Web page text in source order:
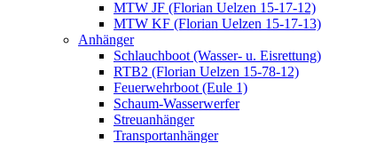
MTW JF (Florian Uelzen 15-17-12)
MTW KF (Florian Uelzen 15-17-13)
Anhänger
Schlauchboot (Wasser- u. Eisrettung)
RTB2 (Florian Uelzen 15-78-12)
Feuerwehrboot (Eule 1)
Schaum-Wasserwerfer
Streuanhänger
Transportanhänger